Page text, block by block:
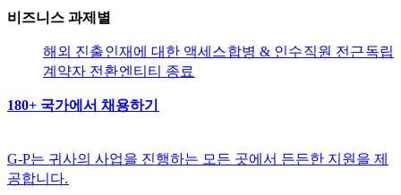
비즈니스 과제별​​
해외 진출​​인재에 대한 액세스​​합병 & 인수​​직원 전근​​독립
계약자 전환​​엔티티 종료​​
180+ 국가에서 채용하기​​
G-P는 귀사의 사업을 진행하는 모든 곳에서 든든한 지원을 제
공합니다.​​